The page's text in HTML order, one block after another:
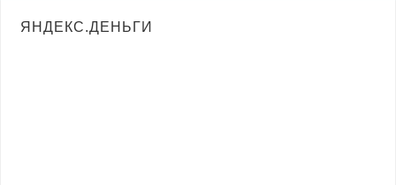
ЯНДЕКС.ДЕНЬГИ